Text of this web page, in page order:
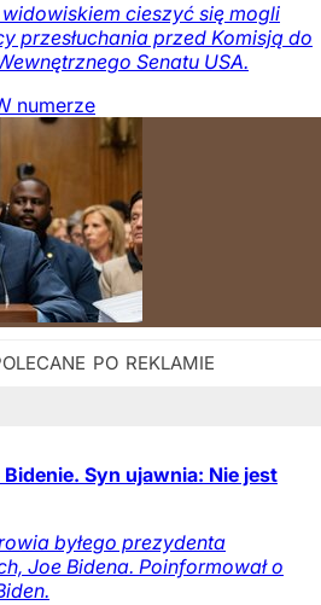
widowiskiem cieszyć się mogli
przesłuchania przed Komisją do
Senatu USA.
numerze
Syn ujawnia: Nie jest
byłego prezydenta
Joe Bidena. Poinformował o